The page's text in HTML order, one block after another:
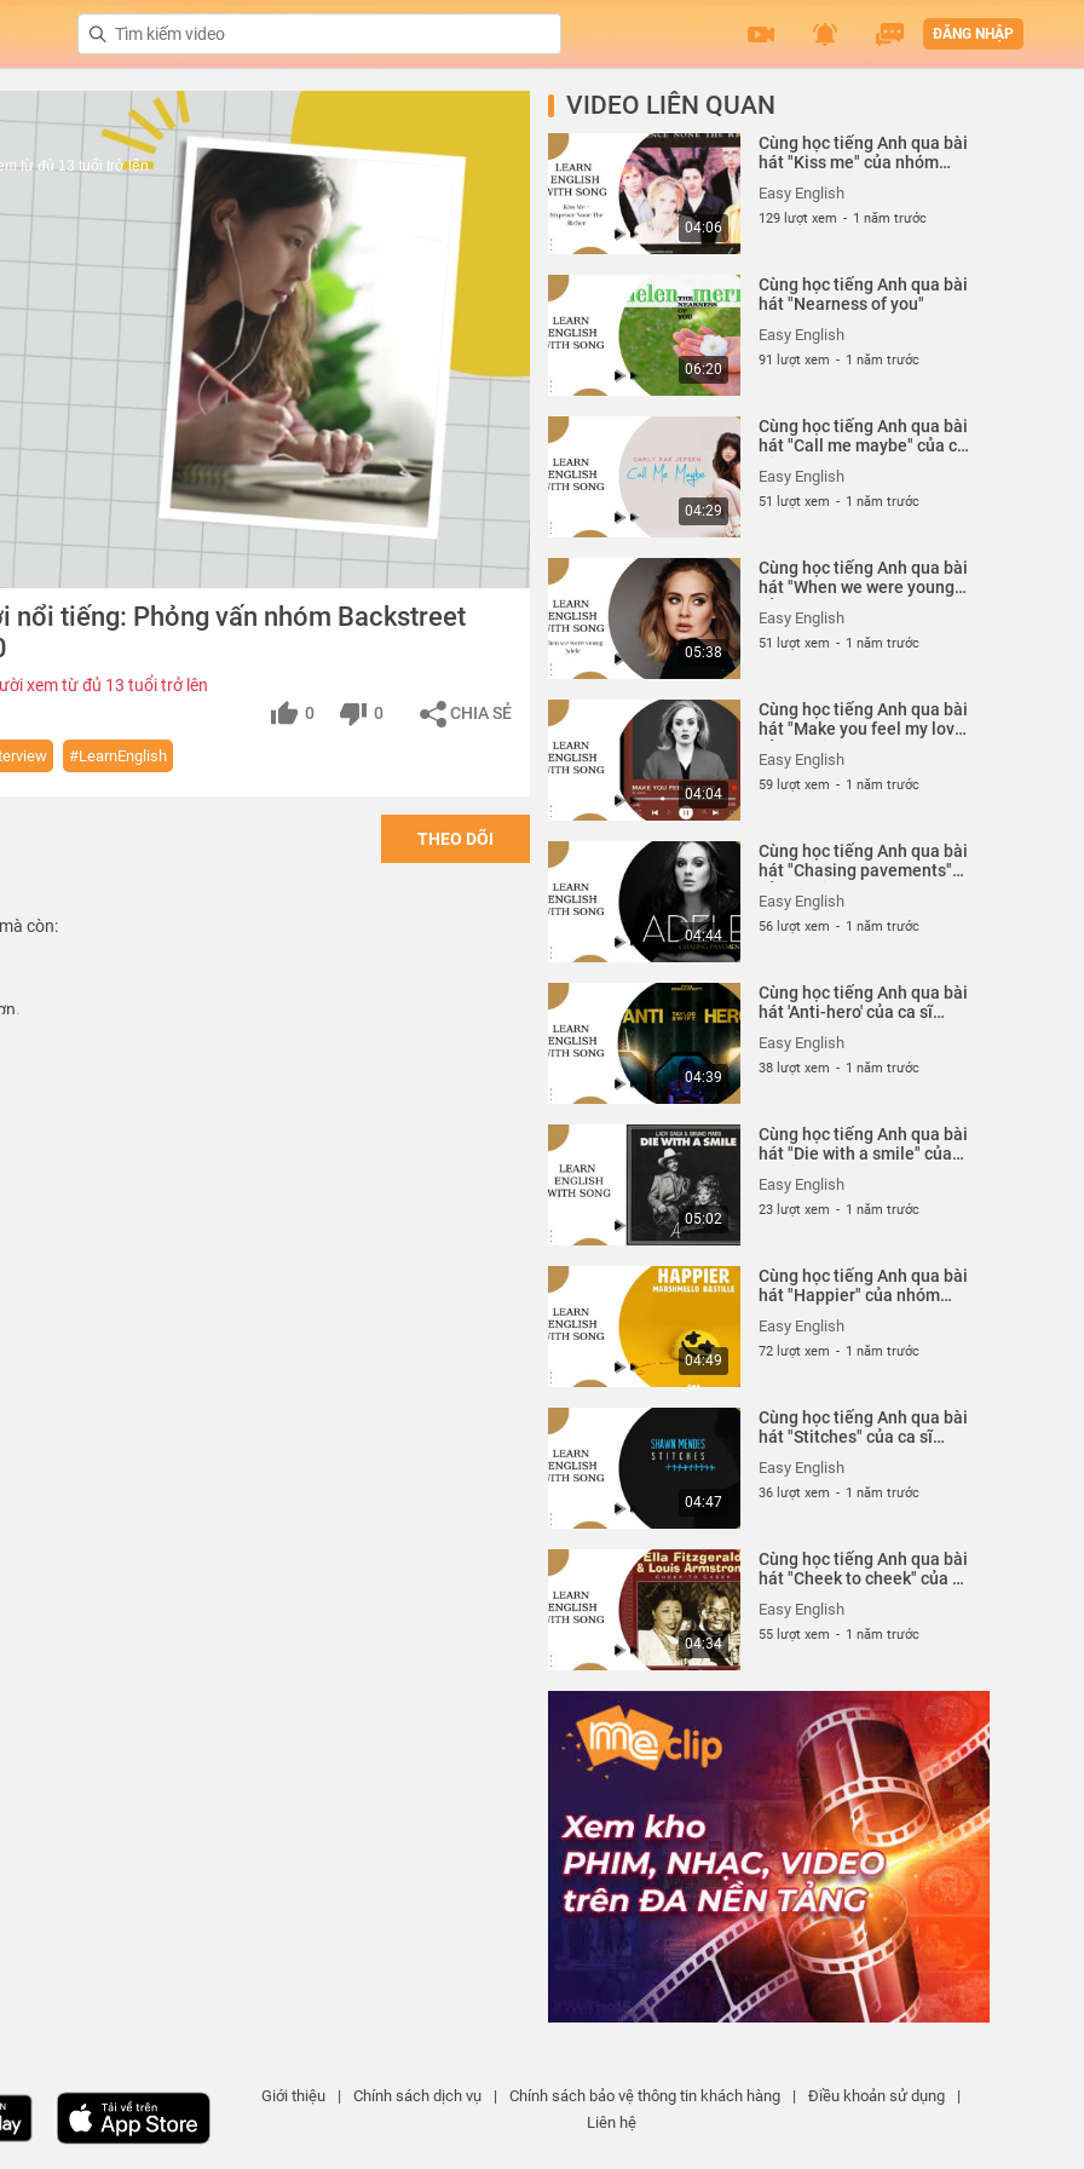
ĐĂNG NHẬP
từ đủ 13 tuổi trở lên
nổi tiếng: Phỏng vấn nhóm Backstreet
xem từ đủ 13 tuổi trở lên
0 0 CHIA SẺ
#LearnEnglish
THEO DÕI
còn:
thành niềm vui mỗi ngày!
VIDEO LIÊN QUAN
04:06
Cùng học tiếng Anh qua bài
hát "Kiss me" của nhóm
Richer
Easy English
129 lượt xem - 1 năm trước
06:20
Cùng học tiếng Anh qua bài
hát "Nearness of you"
Easy English
91 lượt xem - 1 năm trước
04:29
Cùng học tiếng Anh qua bài
hát "Call me maybe" của ca
Easy English
51 lượt xem - 1 năm trước
05:38
Cùng học tiếng Anh qua bài
hát "When we were young"
Easy English
51 lượt xem - 1 năm trước
04:04
Cùng học tiếng Anh qua bài
hát "Make you feel my love"
Easy English
59 lượt xem - 1 năm trước
04:44
Cùng học tiếng Anh qua bài
hát "Chasing pavements"
Easy English
56 lượt xem - 1 năm trước
04:39
Cùng học tiếng Anh qua bài
hát 'Anti-hero' của ca sĩ
Easy English
38 lượt xem - 1 năm trước
05:02
Cùng học tiếng Anh qua bài
hát "Die with a smile" của
Gaga..
Easy English
23 lượt xem - 1 năm trước
04:49
Cùng học tiếng Anh qua bài
hát "Happier" của nhóm
Easy English
72 lượt xem - 1 năm trước
04:47
Cùng học tiếng Anh qua bài
hát "Stitches" của ca sĩ
Easy English
36 lượt xem - 1 năm trước
04:34
Cùng học tiếng Anh qua bài
hát "Cheek to cheek" của ca
Armstrong
Easy English
55 lượt xem - 1 năm trước
Giới thiệu | Chính sách dịch vụ | Chính sách bảo vệ thông tin khách hàng | Điều khoản sử dụng
|
Liên hệ